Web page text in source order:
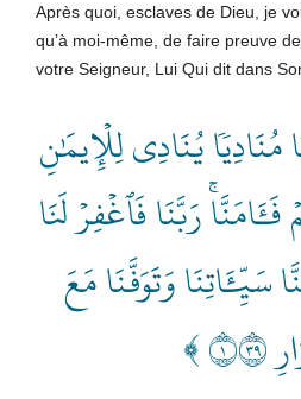
Après quoi, esclaves de Dieu, je
qu’à moi-même, de faire preuve
votre Seigneur, Lui Qui dit dans
مُنَادِيٗا يُنَادِي لِلۡإِيمَٰنِ
رَبَّنَا فَٱغۡفِرۡ لَنَا
سَيِّ‍َٔاتِنَا وَتَوَفَّنَا مَعَ
﴾